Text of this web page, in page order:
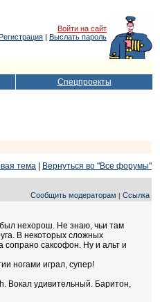
Войти на сайт
| Выслать пароль
Спецпроекты
тема
Вернуться во "Все форумы"
Сообщить модераторам | Ссылка
был нехорош. Не знаю, чьи там
В некоторых сложных
сопрано саксофон. Ну и альт и
ногами играл, супер!
Вокал удивительный. Баритон,